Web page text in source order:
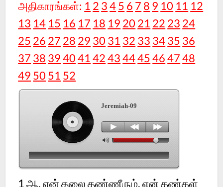
அதிகாரங்கள்: 1 2 345 6 7 8 9 10 11 12
13 14 15 16 17 18 19 20 21 22 23 24
25 26 27 28 29 30 31 32 33 3435 36
37 38 39404142434445464748
49 50 51 52
Jeremiah-09
1 ஆ, என் தலை தண்ணீரும், என் கண்கள்